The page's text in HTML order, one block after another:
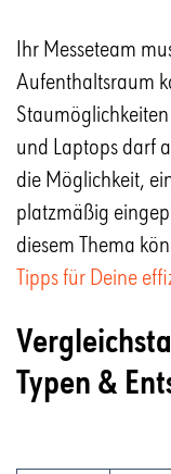
Ihr Messeteam
Aufenthaltsraum
und Laptops darf
die Möglichkeit,
platzmäßig
diesem Thema
Tipps für Deine
Typen &